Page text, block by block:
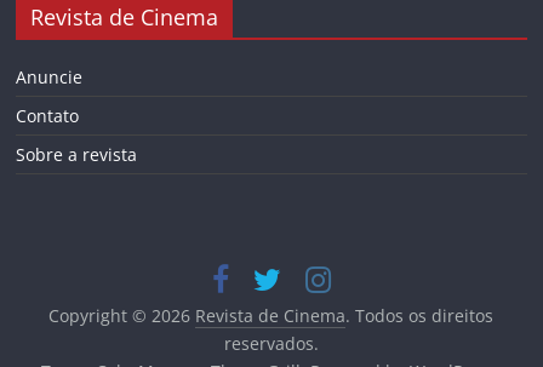
Revista de Cinema
Anuncie
Contato
Sobre a revista
Copyright © 2026 Revista de Cinema. Todos os direitos
reservados.